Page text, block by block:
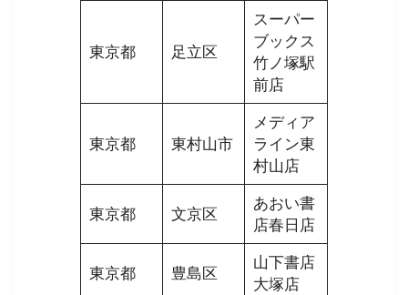
東京都 足立区
スーパー
ブックス
竹ノ塚駅
前店
東京都 東村山市
メディア
ライン東
村山店
東京都 文京区
あおい書
店春日店
東京都 豊島区
山下書店
大塚店